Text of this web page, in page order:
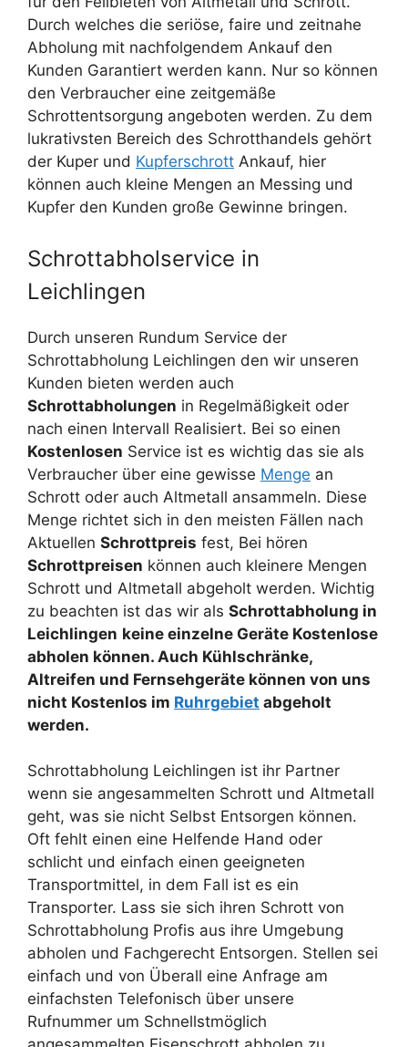
Durch welches die seriöse, faire und zeitnahe
Abholung mit nachfolgendem Ankauf den
Kunden Garantiert werden kann. Nur so können
den Verbraucher eine zeitgemäße
Schrottentsorgung angeboten werden. Zu dem
lukrativsten Bereich des Schrotthandels gehört
der Kuper und Kupferschrott Ankauf, hier
können auch kleine Mengen an Messing und
Kupfer den Kunden große Gewinne bringen.
Schrottabholservice in
Leichlingen
Durch unseren Rundum Service der
Schrottabholung Leichlingen den wir unseren
Kunden bieten werden auch
Schrottabholungen in Regelmäßigkeit oder
nach einen Intervall Realisiert. Bei so einen
Kostenlosen Service ist es wichtig das sie als
Verbraucher über eine gewisse Menge an
Schrott oder auch Altmetall ansammeln. Diese
Menge richtet sich in den meisten Fällen nach
Aktuellen Schrottpreis fest, Bei hören
Schrottpreisen können auch kleinere Mengen
Schrott und Altmetall abgeholt werden. Wichtig
zu beachten ist das wir als Schrottabholung in
Leichlingen keine einzelne Geräte Kostenlose
abholen können. Auch Kühlschränke,
Altreifen und Fernsehgeräte können von uns
nicht Kostenlos im Ruhrgebiet abgeholt
werden.
Schrottabholung Leichlingen ist ihr Partner
wenn sie angesammelten Schrott und Altmetall
geht, was sie nicht Selbst Entsorgen können.
Oft fehlt einen eine Helfende Hand oder
schlicht und einfach einen geeigneten
Transportmittel, in dem Fall ist es ein
Transporter. Lass sie sich ihren Schrott von
Schrottabholung Profis aus ihre Umgebung
abholen und Fachgerecht Entsorgen. Stellen sei
einfach und von Überall eine Anfrage am
einfachsten Telefonisch über unsere
Rufnummer um Schnellstmöglich